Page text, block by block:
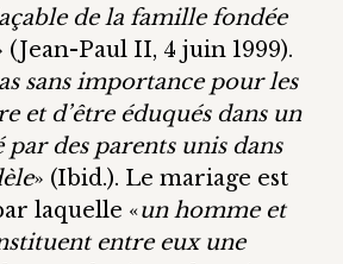
de la famille fondée
(Jean-Paul II, 4 juin 1999).
sans importance pour les
et d’être éduqués dans un
des parents unis dans
» (Ibid.). Le mariage est
laquelle «un homme et
entre eux une